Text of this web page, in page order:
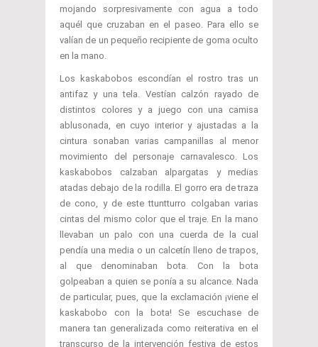
mojando sorpresivamente con agua a todo
aquél que cruzaban en el paseo. Para ello se
valían de un pequeño recipiente de goma oculto
en la mano.
Los kaskabobos escondían el rostro tras un
antifaz y una tela. Vestían calzón rayado de
distintos colores y a juego con una camisa
ablusonada, en cuyo interior y ajustadas a la
cintura sonaban varias campanillas al menor
movimiento del personaje carnavalesco. Los
kaskabobos calzaban alpargatas y medias
atadas debajo de la rodilla. El gorro era de traza
de cono, y de este ttuntturro colgaban varias
cintas del mismo color que el traje. En la mano
llevaban un palo con una cuerda de la cual
pendía una media o un calcetín lleno de trapos,
al que denominaban bota. Con la bota
golpeaban a quien se ponía a su alcance. Nada
de particular, pues, que la exclamación ¡viene el
kaskabobo con la bota! Se escuchase de
manera tan generalizada como reiterativa en el
transcurso de la intervención festiva de estos